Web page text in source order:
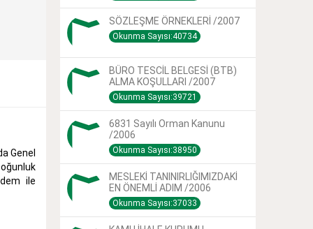
Genel
ile
SÖZLEŞME ÖRNEKLERİ /2007
Okunma Sayısı:40734
BÜRO TESCİL BELGESİ (BTB)
ALMA KOŞULLARI /2007
Okunma Sayısı:39721
6831 Sayılı Orman Kanunu
/2006
Okunma Sayısı:38950
MESLEKİ TANINIRLIĞIMIZDAKİ
EN ÖNEMLİ ADIM /2006
Okunma Sayısı:37033